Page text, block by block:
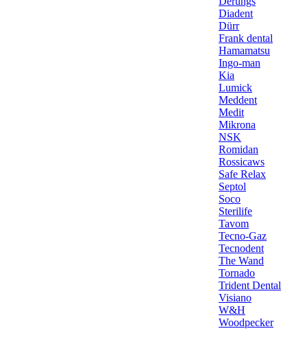
Diadent
Dürr
Frank dental
Hamamatsu
Ingo-man
Kia
Lumick
Meddent
Medit
Mikrona
NSK
Romidan
Rossicaws
Safe Relax
Septol
Soco
Sterilife
Tavom
Tecno-Gaz
Tecnodent
The Wand
Tornado
Trident Dental
Visiano
W&H
Woodpecker